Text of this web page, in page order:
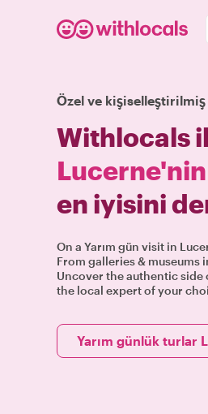
Özel ve
Withlocals
Lucerne'nin
en iyisini
On a Yarım gün visit in
From galleries & museums
Uncover the authentic side
the local expert of your
Yarım günlük turlar